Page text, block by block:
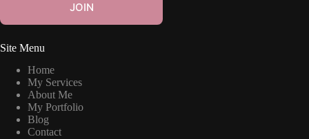
JOIN
Site Menu
Home
My Services
About Me
My Portfolio
Blog
Contact